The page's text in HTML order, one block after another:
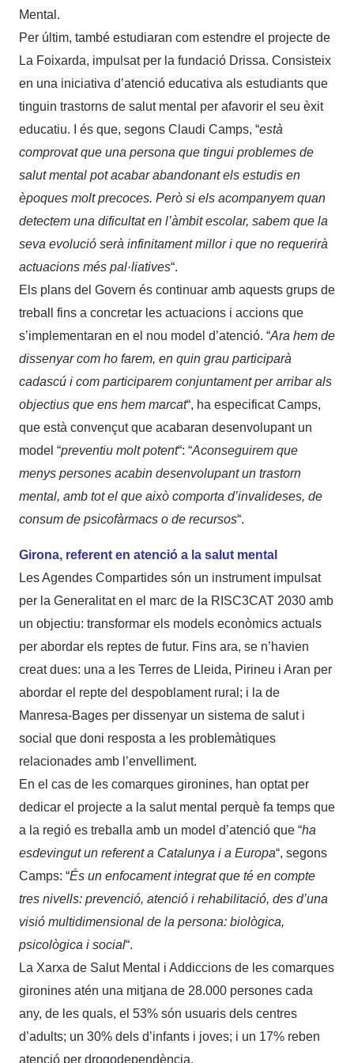
Mental.
Per últim, també estudiaran com estendre el projecte de
La Foixarda, impulsat per la fundació Drissa. Consisteix
en una iniciativa d’atenció educativa als estudiants que
tinguin trastorns de salut mental per afavorir el seu èxit
educatiu. I és que, segons Claudi Camps, “està
comprovat que una persona que tingui problemes de
salut mental pot acabar abandonant els estudis en
èpoques molt precoces. Però si els acompanyem quan
detectem una dificultat en l’àmbit escolar, sabem que la
seva evolució serà infinitament millor i que no requerirà
actuacions més pal·liatives“.
Els plans del Govern és continuar amb aquests grups de
treball fins a concretar les actuacions i accions que
s’implementaran en el nou model d’atenció. “Ara hem de
dissenyar com ho farem, en quin grau participarà
cadascú i com participarem conjuntament per arribar als
objectius que ens hem marcat“, ha especificat Camps,
que està convençut que acabaran desenvolupant un
model “preventiu molt potent“: “Aconseguirem que
menys persones acabin desenvolupant un trastorn
mental, amb tot el que això comporta d’invalideses, de
consum de psicofàrmacs o de recursos“.
Girona, referent en atenció a la salut mental
Les Agendes Compartides són un instrument impulsat
per la Generalitat en el marc de la RISC3CAT 2030 amb
un objectiu: transformar els models econòmics actuals
per abordar els reptes de futur. Fins ara, se n’havien
creat dues: una a les Terres de Lleida, Pirineu i Aran per
abordar el repte del despoblament rural; i la de
Manresa-Bages per dissenyar un sistema de salut i
social que doni resposta a les problemàtiques
relacionades amb l’envelliment.
En el cas de les comarques gironines, han optat per
dedicar el projecte a la salut mental perquè fa temps que
a la regió es treballa amb un model d’atenció que “ha
esdevingut un referent a Catalunya i a Europa“, segons
Camps: “És un enfocament integrat que té en compte
tres nivells: prevenció, atenció i rehabilitació, des d’una
visió multidimensional de la persona: biològica,
psicològica i social“.
La Xarxa de Salut Mental i Addiccions de les comarques
gironines atén una mitjana de 28.000 persones cada
any, de les quals, el 53% són usuaris dels centres
d’adults; un 30% dels d’infants i joves; i un 17% reben
atenció per drogodependència.